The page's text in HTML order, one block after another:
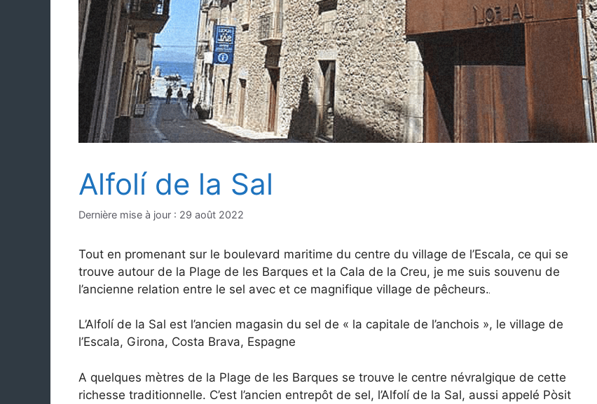
Alfolí de la Sal
Dernière mise à jour : 29 août 2022
Tout en promenant sur le boulevard maritime du centre du village de l’Escala, ce qui se
trouve autour de la Plage de les Barques et la Cala de la Creu, je me suis souvenu de
l’ancienne relation entre le sel avec et ce magnifique village de pêcheurs.
L’Alfolí de la Sal est l’ancien magasin du sel de « la capitale de l’anchois », le village de
l’Escala, Girona, Costa Brava, Espagne
A quelques mètres de la Plage de les Barques se trouve le centre névralgique de cette
richesse traditionnelle. C’est l’ancien entrepôt de sel, l’Alfolí de la Sal, aussi appelé Pòsit